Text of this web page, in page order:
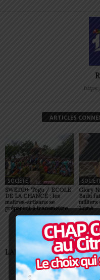
ARTICLES
SOCIÉTÉ
SWEDD+ Togo / ECOLE
DE LA CHANCE : les
maitres-artisans se
préparent à transmettre
Glory
Badu
milliers
Lomé
LAISSER UN